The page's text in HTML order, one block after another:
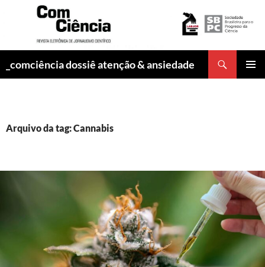
_comciência dossiê atenção & ansiedade
Arquivo da tag: Cannabis